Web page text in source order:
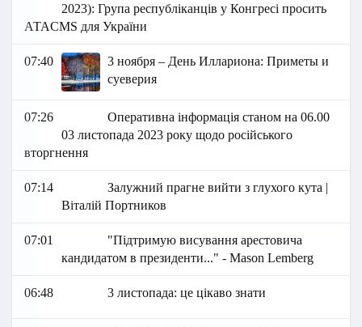
2023): Група республіканців у Конгресі просить
АТАCМS для України
07:40
3 ноября – День Иллариона: Приметы и
суеверия
07:26
Оперативна інформація станом на 06.00
03 листопада 2023 року щодо російського
вторгнення
07:14
Залужний прагне вийти з глухого кута |
Віталій Портников
07:01
"Підтримую висування арестовича
кандидатом в президенти..." - Маson Lemberg
06:48 3 листопада: це цікаво знати